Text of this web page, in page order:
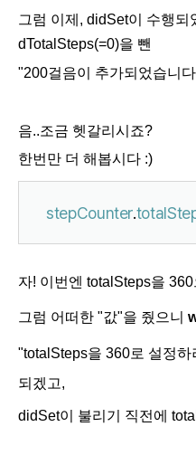
그럼 이제, didSet이 수행되
dTotalSteps(=0)을 뺀
"200걸음이 추가되었습니다
음..조금 헷갈리시죠?
한번만 더 해봅시다 :)
stepCounter.
자! 이번엔 totalSteps을
그럼 어떠한 "값"을 줬으니
"totalSteps을 360로 설정하
되겠고,
didSet이 불리기 직전에